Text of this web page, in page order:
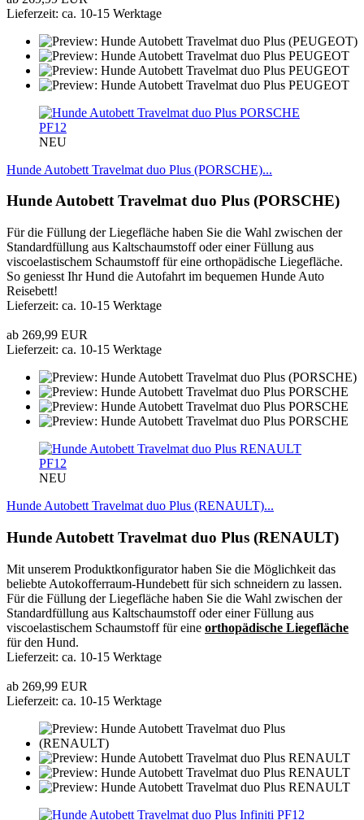
Lieferzeit: ca. 10-15 Werktage
PF12
NEU
Hunde Autobett Travelmat duo Plus (PORSCHE)...
Hunde Autobett Travelmat duo Plus (PORSCHE)
Für die Füllung der Liegefläche haben Sie die Wahl zwischen der
Standardfüllung aus Kaltschaumstoff oder einer Füllung aus
viscoelastischem Schaumstoff für eine orthopädische Liegefläche.
So geniesst Ihr Hund die Autofahrt im bequemen Hunde Auto
Reisebett!
Lieferzeit: ca. 10-15 Werktage
ab 269,99 EUR
Lieferzeit: ca. 10-15 Werktage
PF12
NEU
Hunde Autobett Travelmat duo Plus (RENAULT)...
Hunde Autobett Travelmat duo Plus (RENAULT)
Mit unserem Produktkonfigurator haben Sie die Möglichkeit das
beliebte Autokofferraum-Hundebett für sich schneidern zu lassen.
Für die Füllung der Liegefläche haben Sie die Wahl zwischen der
Standardfüllung aus Kaltschaumstoff oder einer Füllung aus
viscoelastischem Schaumstoff für eine orthopädische Liegefläche
für den Hund.
Lieferzeit: ca. 10-15 Werktage
ab 269,99 EUR
Lieferzeit: ca. 10-15 Werktage
PF12